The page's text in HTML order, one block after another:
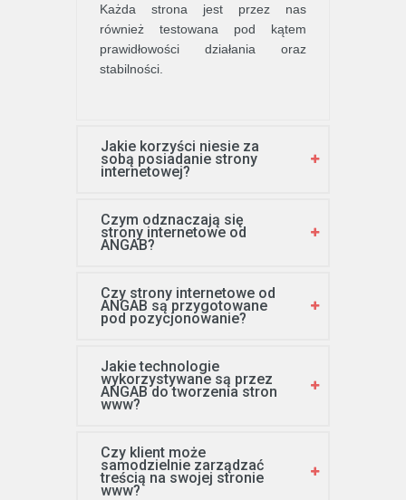
Każda strona jest przez nas
również testowana pod kątem
prawidłowości działania oraz
stabilności.
Jakie korzyści niesie za
sobą posiadanie strony
internetowej?
Czym odznaczają się
strony internetowe od
ANGAB?
Czy strony internetowe od
ANGAB są przygotowane
pod pozycjonowanie?
Jakie technologie
wykorzystywane są przez
ANGAB do tworzenia stron
www?
Czy klient może
samodzielnie zarządzać
treścią na swojej stronie
www?